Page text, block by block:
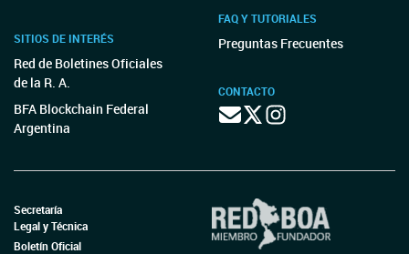
SITIOS DE INTERÉS
Red de Boletines Oficiales
de la R. A.
BFA Blockchain Federal
Argentina
FAQ Y TUTORIALES
Preguntas Frecuentes
CONTACTO
Secretaría
Legal y Técnica
Boletín Oficial